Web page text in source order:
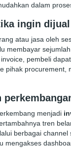
dalam
ingin
atau jasa oleh
membayar
pembeli
pihak procurement,
menjadi
tren
berbagai